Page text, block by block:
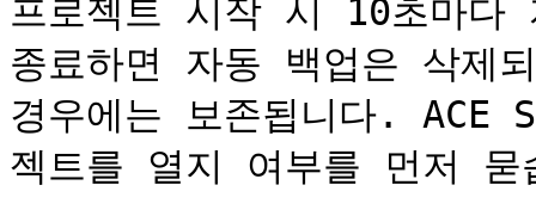
프로젝트 시작 시 10초마다
종료하면 자동 백업은 삭제
경우에는 보존됩니다.
젝트를 열지 여부를 먼저 묻